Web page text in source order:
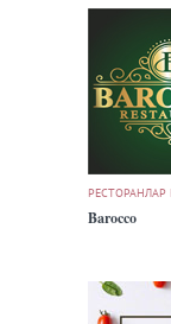
РЕСТОРАНЛАР
Barocco